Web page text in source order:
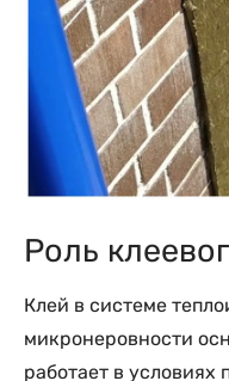
Роль
Клей в системе
микронеровности
работает в